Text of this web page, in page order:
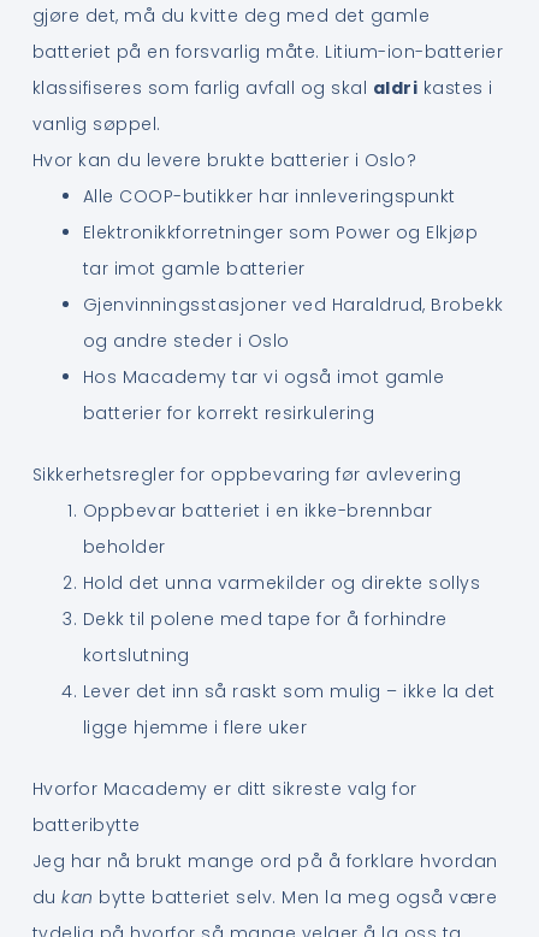
gjøre det, må du kvitte deg med det gamle
batteriet på en forsvarlig måte. Litium-ion-batterier
klassifiseres som farlig avfall og skal aldri kastes i
vanlig søppel.
Hvor kan du levere brukte batterier i Oslo?
Alle COOP-butikker har innleveringspunkt
Elektronikkforretninger som Power og Elkjøp
tar imot gamle batterier
Gjenvinningsstasjoner ved Haraldrud, Brobekk
og andre steder i Oslo
Hos Macademy tar vi også imot gamle
batterier for korrekt resirkulering
Sikkerhetsregler for oppbevaring før avlevering
Oppbevar batteriet i en ikke-brennbar
beholder
Hold det unna varmekilder og direkte sollys
Dekk til polene med tape for å forhindre
kortslutning
Lever det inn så raskt som mulig – ikke la det
ligge hjemme i flere uker
Hvorfor Macademy er ditt sikreste valg for
batteribytte
Jeg har nå brukt mange ord på å forklare hvordan
dukan bytte batteriet selv. Men la meg også være